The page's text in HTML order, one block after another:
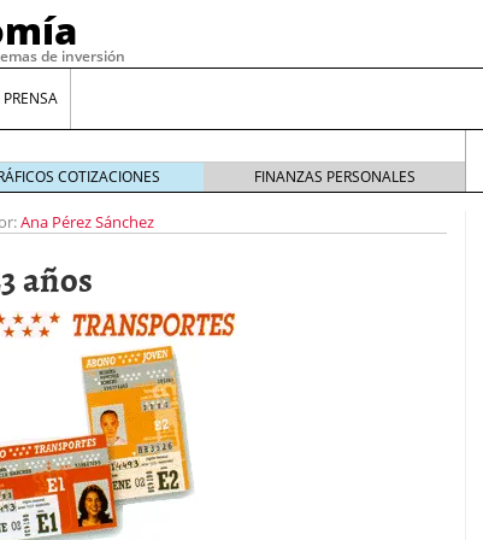
de inversión
¿Por qué el Préstamo Promotor privado
12 de diciembre de 2025
aprovechar esta opción para gestionar tus
de 2025
es una decisión financiera: cómo anticiparte
COTIZACIONES FINANZAS PERSONALES
Ana Pérez Sánchez
años